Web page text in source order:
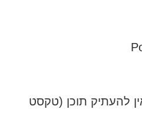
להעתיק תוכן (טקסט